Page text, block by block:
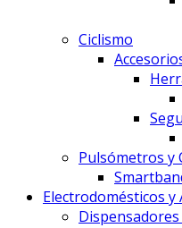
Ciclismo
Pulsómetros y
Electrodomésticos y